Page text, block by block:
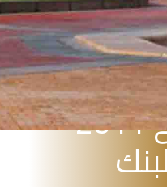
دلالة توزع ارباح 2011